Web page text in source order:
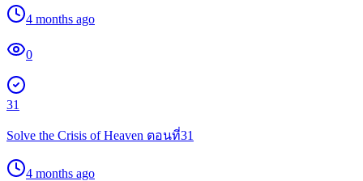
4 months ago
0
31
Solve the Crisis of Heaven ตอนที่31
4 months ago